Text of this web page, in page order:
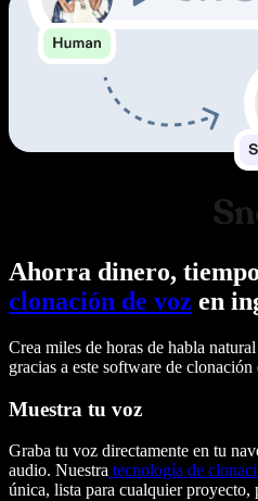
Ahorra dinero,
clonación de voz en
Crea miles de horas de habla
gracias a este software de clonación
Muestra tu voz
Graba tu voz directamente en tu
audio. Nuestra tecnología de
única, lista para cualquier proyecto,